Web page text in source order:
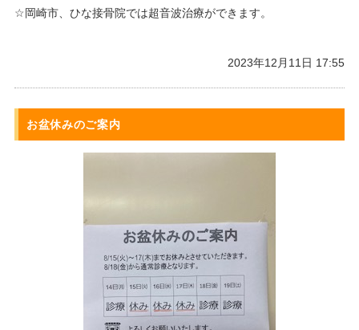
☆岡崎市、ひな接骨院では超音波治療ができます。
2023年12月11日 17:55
お盆休みのご案内